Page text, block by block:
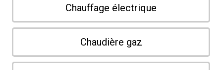
Chauffage électrique
Chaudière gaz